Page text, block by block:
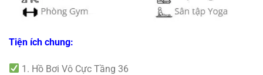
Tiện ích chung:
1. Hồ Bơi Vô Cực Tầng 36